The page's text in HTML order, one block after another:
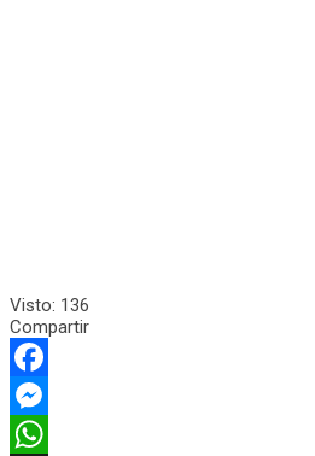
Visto: 136
Compartir
Facebook
Messenger